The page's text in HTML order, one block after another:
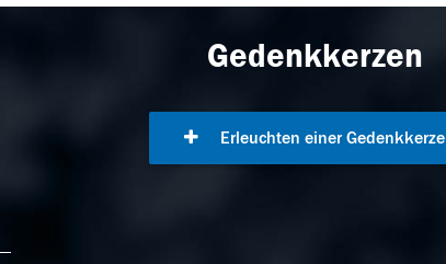
Gedenkkerzen
Erleuchten einer Gedenkkerze